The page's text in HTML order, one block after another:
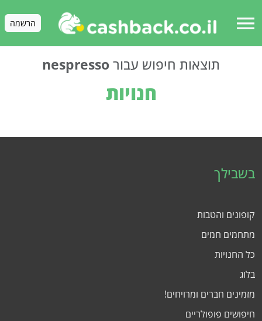
menu הרשמה
תוצאות חיפוש עבורnespresso
חנויות
בשבילך
קופונים והטבות
מתחמים חמים
כל החנויות
בלוג
מזמינים חברים ומרויחים!
חיפושים פופולריים